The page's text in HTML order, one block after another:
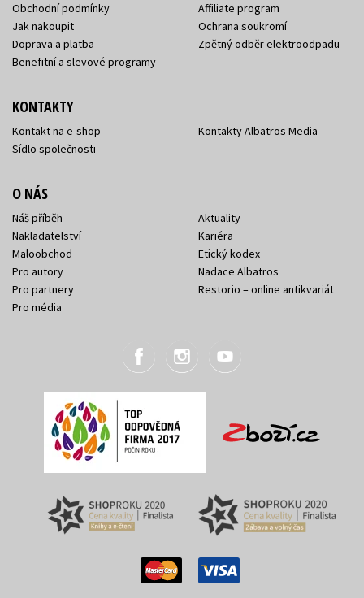
Obchodní podmínky
Jak nakoupit
Doprava a platba
Benefitní a slevové programy
Affiliate program
Ochrana soukromí
Zpětný odběr elektroodpadu
KONTAKTY
Kontakt na e-shop
Sídlo společnosti
Kontakty Albatros Media
O NÁS
Náš příběh
Nakladatelství
Maloobchod
Pro autory
Pro partnery
Pro média
Aktuality
Kariéra
Etický kodex
Nadace Albatros
Restorio – online antikvariát